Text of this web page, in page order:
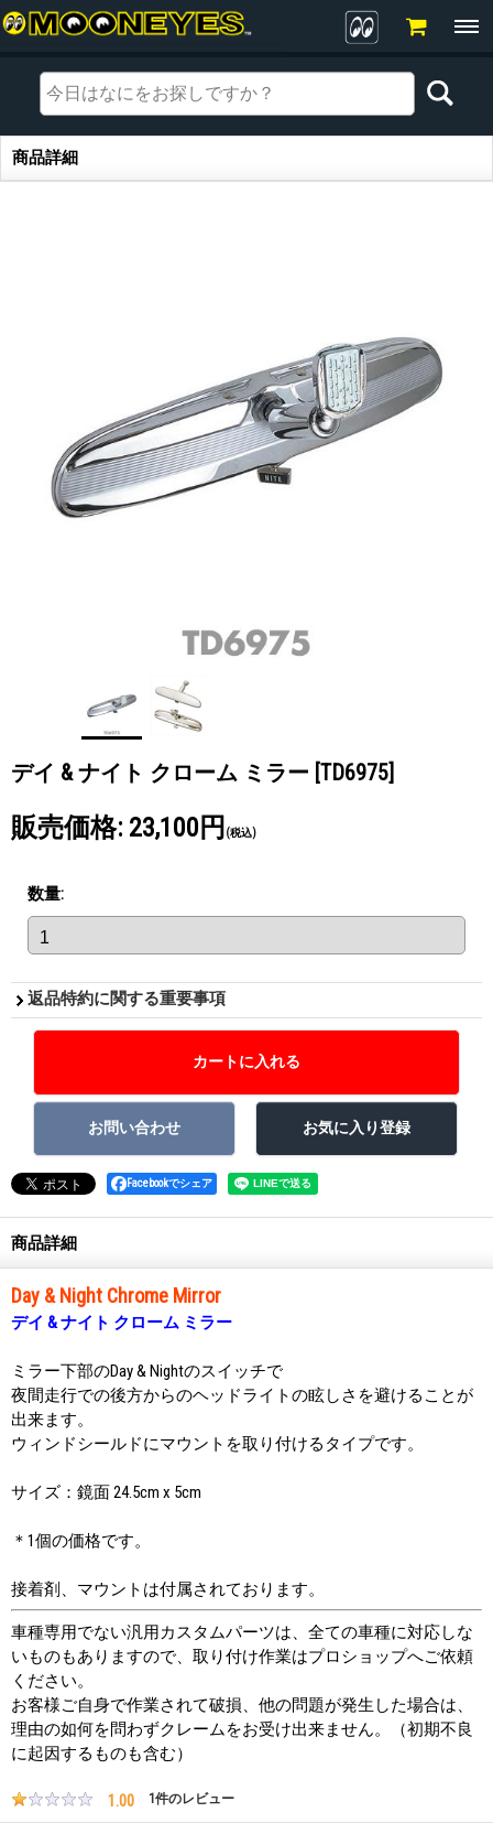
商品詳細
商品詳細
デイ & ナイト クローム ミラー [TD6975]
販売価格: 23,100円 (税込)
数量:
返品特約に関する重要事項
Facebookでシェア
商品詳細
Day & Night Chrome Mirror
デイ & ナイト クローム ミラー
ミラー下部のDay & Nightのスイッチで
夜間走行での後方からのヘッドライトの眩しさを避けることが
出来ます。
ウィンドシールドにマウントを取り付けるタイプです。
サイズ：鏡面 24.5cm x 5cm
＊1個の価格です。
接着剤、マウントは付属されております。
車種専用でない汎用カスタムパーツは、全ての車種に対応しな
いものもありますので、取り付け作業はプロショップへご依頼
ください。
お客様ご自身で作業されて破損、他の問題が発生した場合は、
理由の如何を問わずクレームをお受け出来ません。（初期不良
に起因するものも含む）
1.00 1件のレビュー